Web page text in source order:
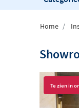
Home
Te zien in